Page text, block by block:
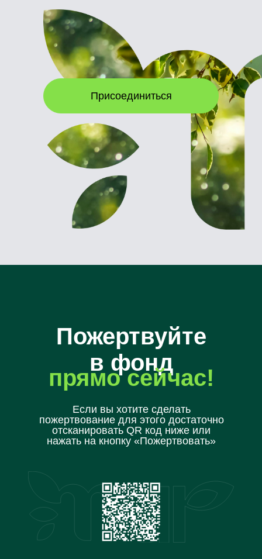
Присоединиться
Пожертвуйте
в фонд
прямо сейчас!
Если вы хотите сделать
пожертвование для этого достаточно
отсканировать QR код ниже или
нажать на кнопку «Пожертвовать»